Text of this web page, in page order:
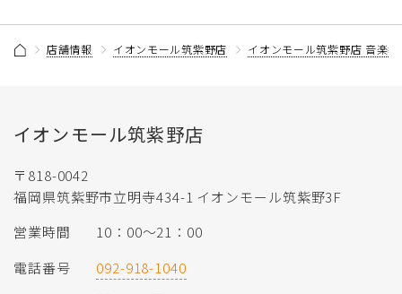
店舗情報 イオンモール筑紫野店 イオンモール筑紫野店 音楽
イオンモール筑紫野店
〒818-0042
福岡県筑紫野市立明寺434-1 イオンモール筑紫野3F
営業時間
10：00～21：00
電話番号
092-918-1040